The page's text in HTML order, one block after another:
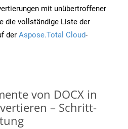
mit unübertroffener
die vollständige Liste der
der Aspose.Total Cloud-
von DOCX in
– Schritt-